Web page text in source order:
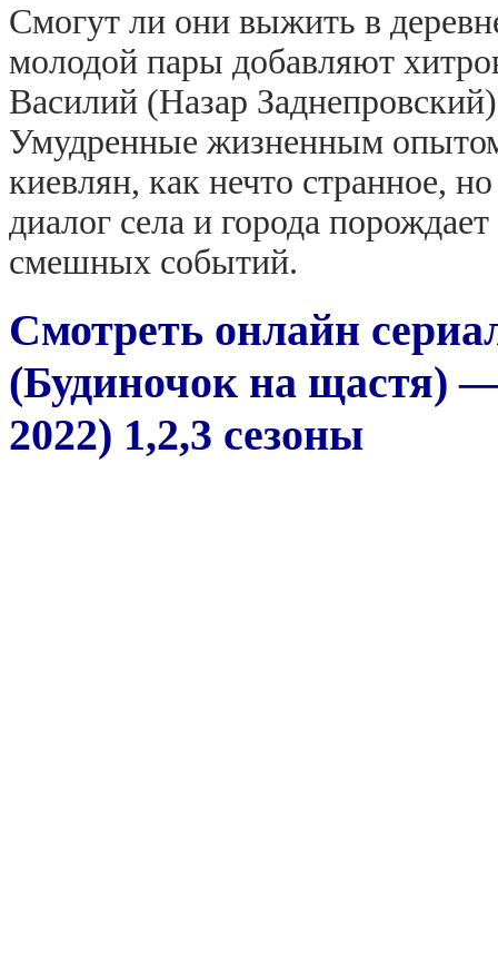
Смогут ли они выжить в
молодой пары добавляют
Василий (Назар
Умудренные жизненным
киевлян, как нечто странное,
диалог села и города
смешных событий.
Смотреть онлайн
(Будиночок на щастя)
2022) 1,2,3 сезоны